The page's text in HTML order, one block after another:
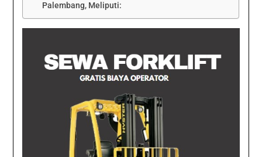
Palembang, Meliputi: